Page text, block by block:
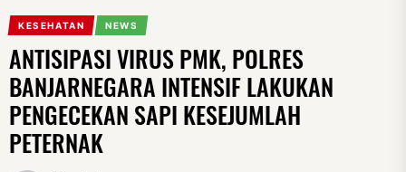
KESEHATAN NEWS
ANTISIPASI VIRUS PMK, POLRES
BANJARNEGARA INTENSIF LAKUKAN
PENGECEKAN SAPI KESEJUMLAH
PETERNAK